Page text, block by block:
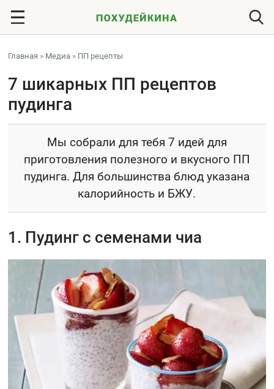
Главная » Медиа » ПП рецепты
7 шикарных ПП рецептов
пудинга
Мы собрали для тебя 7 идей для
приготовления полезного и вкусного ПП
пудинга. Для большинства блюд указана
калорийность и БЖУ.
1. Пудинг с семенами чиа